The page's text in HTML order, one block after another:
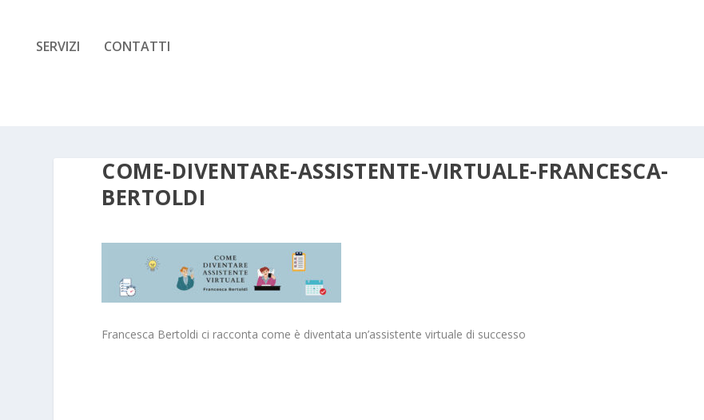
SERVIZI CONTATTI
COME-DIVENTARE-ASSISTENTE-VIRTUALE-FRANCESCA-
BERTOLDI
Francesca Bertoldi ci racconta come è diventata un’assistente virtuale di successo